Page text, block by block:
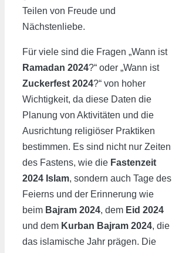
Teilen von Freude und
Nächstenliebe.
Für viele sind die Fragen „Wann ist
Ramadan 2024?“ oder „Wann ist
Zuckerfest 2024?“ von hoher
Wichtigkeit, da diese Daten die
Planung von Aktivitäten und die
Ausrichtung religiöser Praktiken
bestimmen. Es sind nicht nur Zeiten
des Fastens, wie die Fastenzeit
2024 Islam, sondern auch Tage des
Feierns und der Erinnerung wie
beim Bajram 2024, dem Eid 2024
und dem Kurban Bajram 2024, die
das islamische Jahr prägen. Die